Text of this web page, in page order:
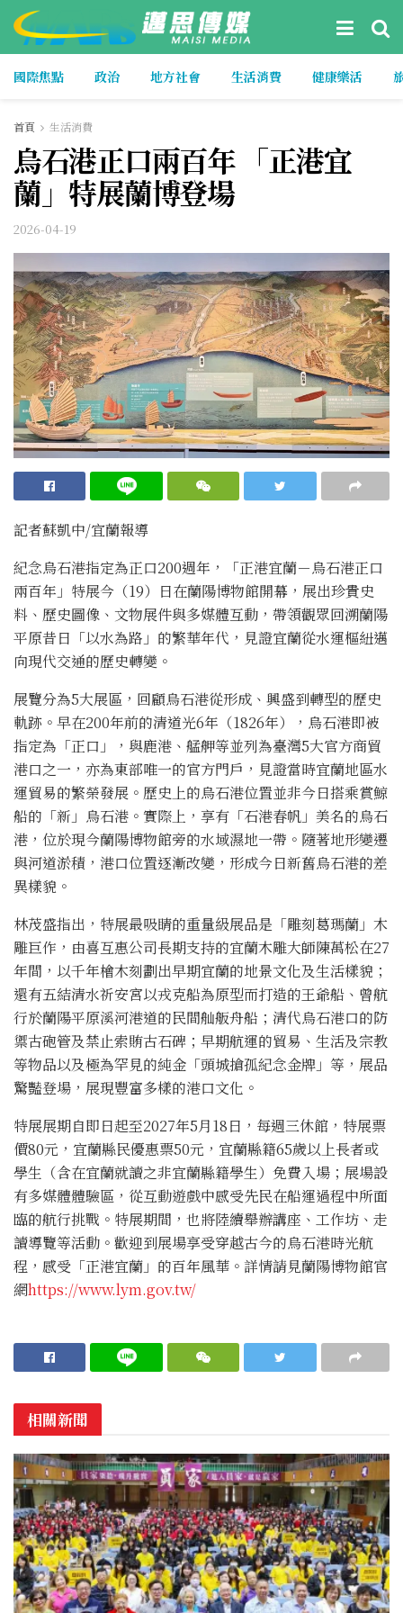
國際焦點 政治 地方社會 生活消費 健康樂活
首頁 生活消費
烏石港正口兩百年 「正港宜
蘭」特展蘭博登場
2026-04-19
記者蘇凱中/宜蘭報導
紀念烏石港指定為正口200週年，「正港宜蘭－烏石港正口
兩百年」特展今（19）日在蘭陽博物館開幕，展出珍貴史
料、歷史圖像、文物展件與多媒體互動，帶領觀眾回溯蘭陽
平原昔日「以水為路」的繁華年代，見證宜蘭從水運樞紐邁
向現代交通的歷史轉變。
展覽分為5大展區，回顧烏石港從形成、興盛到轉型的歷史
軌跡。早在200年前的清道光6年（1826年），烏石港即被
指定為「正口」，與鹿港、艋舺等並列為臺灣5大官方商貿
港口之一，亦為東部唯一的官方門戶，見證當時宜蘭地區水
運貿易的繁榮發展。歷史上的烏石港位置並非今日搭乘賞鯨
船的「新」烏石港。實際上，享有「石港春帆」美名的烏石
港，位於現今蘭陽博物館旁的水域濕地一帶。隨著地形變遷
與河道淤積，港口位置逐漸改變，形成今日新舊烏石港的差
異樣貌。
林茂盛指出，特展最吸睛的重量級展品是「雕刻葛瑪蘭」木
雕巨作，由喜互惠公司長期支持的宜蘭木雕大師陳萬松在27
年間，以千年檜木刻劃出早期宜蘭的地景文化及生活樣貌；
還有五結清水祈安宮以戎克船為原型而打造的王爺船、曾航
行於蘭陽平原溪河港道的民間舢舨舟船；清代烏石港口的防
禦古砲管及禁止索賄古石碑；早期航運的貿易、生活及宗教
等物品以及極為罕見的純金「頭城搶孤紀念金牌」等，展品
驚豔登場，展現豐富多樣的港口文化。
特展展期自即日起至2027年5月18日，每週三休館，特展票
價80元，宜蘭縣民優惠票50元，宜蘭縣籍65歲以上長者或
學生（含在宜蘭就讀之非宜蘭縣籍學生）免費入場；展場設
有多媒體體驗區，從互動遊戲中感受先民在船運過程中所面
臨的航行挑戰。特展期間，也將陸續舉辦講座、工作坊、走
讀導覽等活動。歡迎到展場享受穿越古今的烏石港時光航
程，感受「正港宜蘭」的百年風華。詳情請見蘭陽博物館官
網https://www.lym.gov.tw/
相關新聞